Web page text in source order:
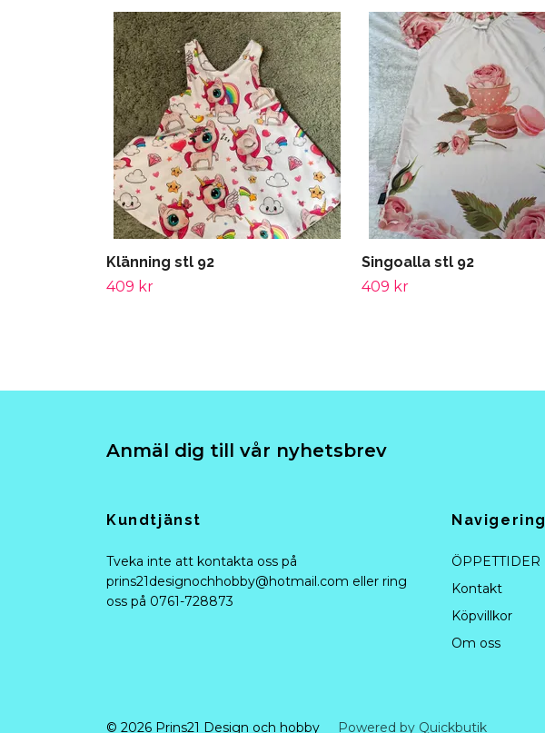
Klänning stl 92
409 kr
Singoalla stl 92
409 kr
Anmäl dig till vår nyhetsbrev
Kundtjänst
Tveka inte att kontakta oss på
prins21designochhobby@hotmail.com eller ring
oss på 0761-728873
Navigering
ÖPPETTIDER
Kontakt
Köpvillkor
Om oss
© 2026 Prins21 Design och hobby Powered by Quickbutik